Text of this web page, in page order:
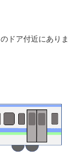
のドア付近にありま